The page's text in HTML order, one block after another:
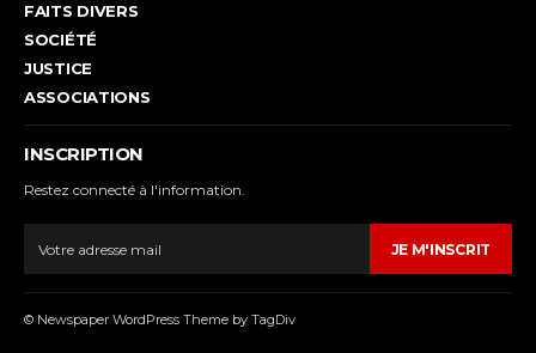
FAITS DIVERS
SOCIÉTÉ
JUSTICE
ASSOCIATIONS
INSCRIPTION
Restez connecté à l'information.
JE M'INSCRIT
© Newspaper WordPress Theme by TagDiv